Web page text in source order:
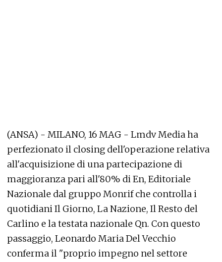
(ANSA) - MILANO, 16 MAG - Lmdv Media ha
perfezionato il closing dell'operazione relativa
all'acquisizione di una partecipazione di
maggioranza pari all'80% di En, Editoriale
Nazionale dal gruppo Monrif che controlla i
quotidiani Il Giorno, La Nazione, Il Resto del
Carlino e la testata nazionale Qn. Con questo
passaggio, Leonardo Maria Del Vecchio
conferma il "proprio impegno nel settore